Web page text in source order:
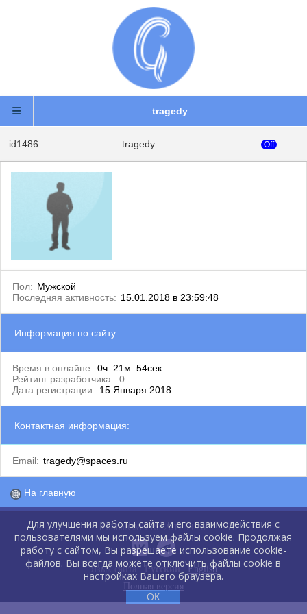
tragedy
id1486 tragedy Off
Пол: Мужской
Последняя активность: 15.01.2018 в 23:59:48
Информация по сайту
Время в онлайне: 0ч. 21м. 54сек.
Рейтинг разработчика: 0
Дата регистрации: 15 Января 2018
Контактная информация:
Email: tragedy@spaces.ru
На главную
GlobalCMS.Ru 2012-2026
Язык сайта :Русский| English
Полная версия
Для улучшения работы сайта и его взаимодействия с
пользователями мы используем файлы cookie. Продолжая
работу с сайтом, Вы разрешаете использование cookie-
файлов. Вы всегда можете отключить файлы cookie в
настройках Вашего браузера.
ОК